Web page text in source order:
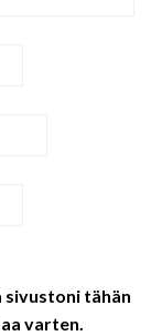
sivustoni tähän
varten.